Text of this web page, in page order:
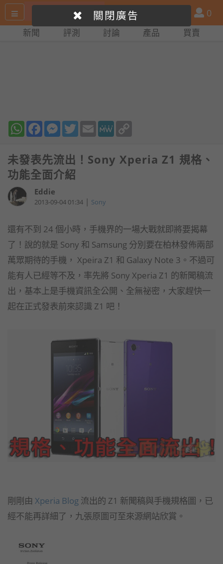
尋
產
品
比
會
員
0
新聞 評測 討論 產品 買賣
WhatsAppFacebookMessenger
TwitterEmail MeWe
未發表先流出！Sony Xperia Z1 規格、
功能全面介紹
Eddie
2013-09-04 01:34 | Sony
還有不到 24 個小時，手機界的一場大戰就即將要揭幕
了！說的就是 Sony 和 Samsung 分別要在柏林發佈兩部
萬眾期待的手機， Xpeira Z1 和 Galaxy Note 3。不過可
能有人已經等不及，率先將 Sony Xperia Z1 的新聞稿流
出，基本上是手機資訊全公開、全無祕密，大家趕快一
起在正式發表前來認識 Z1 吧！
剛剛由 Xperia Blog 流出的 Z1 新聞稿與手機規格圖，已
經不能再詳細了，九張原圖可至來源網站欣賞。
關閉廣告